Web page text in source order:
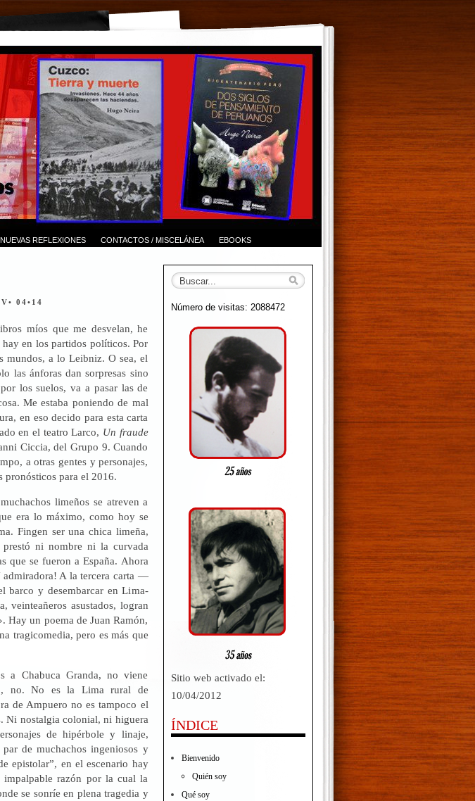
REFLEXIONES CONTACTOS / MISCELÁNEA EBOOKS
04•14
míos que me desvelan, he
en los partidos políticos. Por
mundos, a lo Leibniz. O sea, el
las ánforas dan sorpresas sino
los suelos, va a pasar las de
Me estaba poniendo de mal
en eso decido para esta carta
en el teatro Larco, Un fraude
Ciccia, del Grupo 9. Cuando
a otras gentes y personajes,
pronósticos para el 2016.
limeños se atreven a
era lo máximo, como hoy se
Fingen ser una chica limeña,
ni nombre ni la curvada
que se fueron a España. Ahora
admiradora! A la tercera carta —
barco y desembarcar en Lima-
veinteañeros asustados, logran
Hay un poema de Juan Ramón,
tragicomedia, pero es más que
a Chabuca Granda, no viene
no. No es la Lima rural de
de Ampuero no es tampoco el
Ni nostalgia colonial, ni higuera
de hipérbole y linaje,
de muchachos ingeniosos y
epistolar”, en el escenario hay
razón por la cual la
se sonríe en plena tragedia y
Número de visitas: 2088472
Sitio web activado el:
10/04/2012
ÍNDICE
Bienvenido
Quién soy
Qué soy